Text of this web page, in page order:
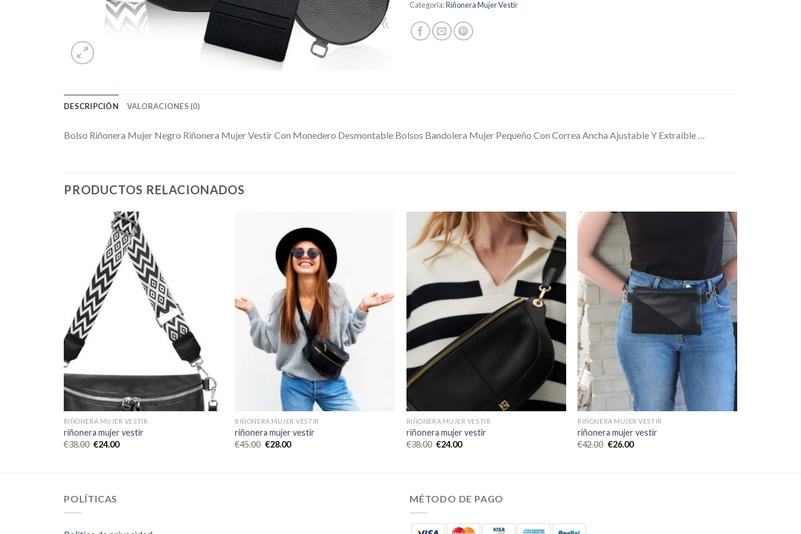
Categoría:Riñonera Mujer Vestir
DESCRIPCIÓN VALORACIONES (0)
Bolso Riñonera Mujer Negro Riñonera Mujer Vestir Con Monedero Desmontable Bolsos Bandolera Mujer Pequeño Con Correa Ancha Ajustable Y Extraíble …
PRODUCTOS RELACIONADOS
RIÑONERA MUJER VESTIR
riñonera mujer vestir
€38.00 €24.00
RIÑONERA MUJER VESTIR
riñonera mujer vestir
€45.00 €28.00
RIÑONERA MUJER VESTIR
riñonera mujer vestir
€38.00 €24.00
RIÑONERA MUJER VESTIR
riñonera mujer vestir
€42.00 €26.00
POLÍTICAS MÉTODO DE PAGO